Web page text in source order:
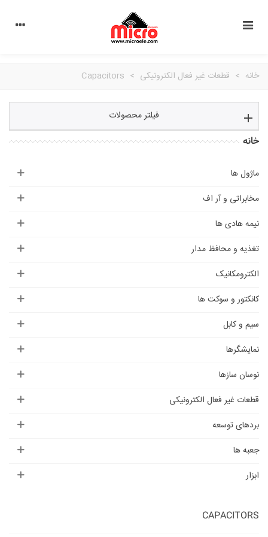
خانه > قطعات غیر فعال الکترونیکی >
Capacitors
فیلتر محصولات
خانه
ماژول ها
مخابراتی و آر اف
نیمه هادی ها
تغذیه و محافظ مدار
الکترومکانیک
کانکتور و سوکت ها
سیم و کابل
نمایشگرها
نوسان سازها
قطعات غیر فعال الکترونیکی
بردهای توسعه
جعبه ها
ابزار
CAPACITORS